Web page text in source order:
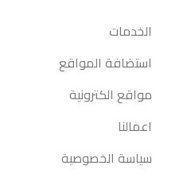
الخدمات
استضافة المواقع
مواقع الكترونية
اعمالنا
سياسة الخصوصية